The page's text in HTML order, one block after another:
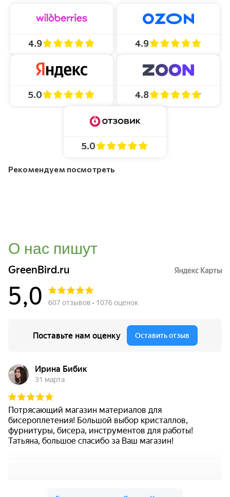
4.9 4.9
5.0 4.8
5.0
Рекомендуем посмотреть
О нас пишут